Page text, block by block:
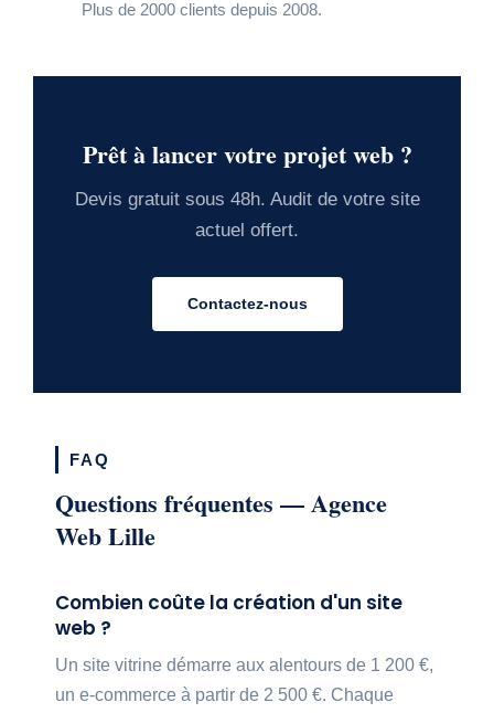
Plus de 2000 clients depuis 2008.
Prêt à lancer votre projet web ?
Devis gratuit sous 48h. Audit de votre site
actuel offert.
Contactez-nous
FAQ
Questions fréquentes — Agence
Web Lille
Combien coûte la création d'un site
web ?
Un site vitrine démarre aux alentours de 1 200 €,
un e-commerce à partir de 2 500 €. Chaque